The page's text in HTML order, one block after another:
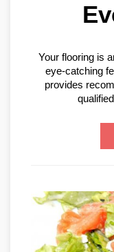
Your flooring is
eye-catching
provides